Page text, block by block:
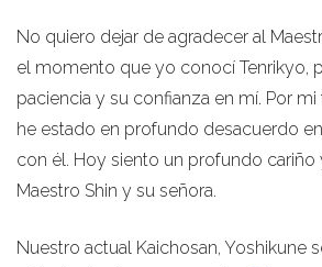
No quiero dejar de agradecer al
el momento que yo conocí Tenrikyo,
paciencia y su confianza en mí. Por
he estado en profundo desacuerdo
con él. Hoy siento un profundo cariño
Maestro Shin y su señora.
Nuestro actual Kaichosan, Yoshikune